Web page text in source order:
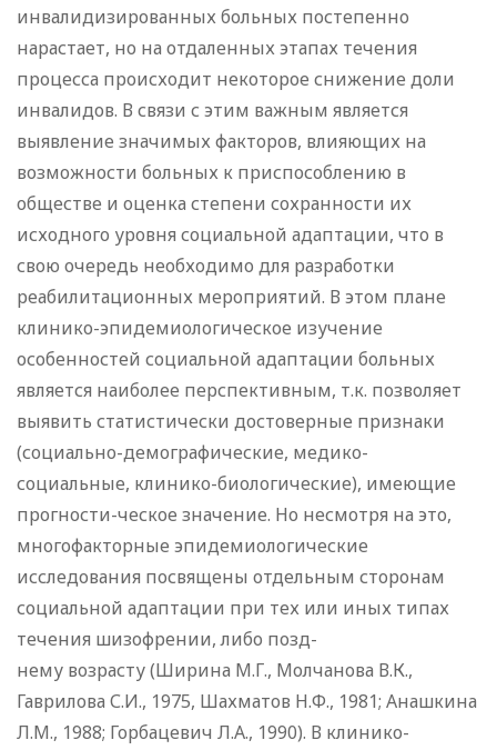
инвалидизированных больных постепенно
нарастает, но на отдаленных этапах течения
процесса происходит некоторое снижение доли
инвалидов. В связи с этим важным является
выявление значимых факторов, влияющих на
возможности больных к приспособлению в
обществе и оценка степени сохранности их
исходного уровня социальной адаптации, что в
свою очередь необходимо для разработки
реабилитационных мероприятий. В этом плане
клинико-эпидемиологическое изучение
особенностей социальной адаптации больных
является наиболее перспективным, т.к. позволяет
выявить статистически достоверные признаки
(социально-демографические, медико-
социальные, клинико-биологические), имеющие
прогности-ческое значение. Но несмотря на это,
многофакторные эпидемиологические
исследования посвящены отдельным сторонам
социальной адаптации при тех или иных типах
течения шизофрении, либо позд-
нему возрасту (Ширина М.Г., Молчанова В.К.,
Гаврилова С.И., 1975, Шахматов Н.Ф., 1981; Анашкина
Л.М., 1988; Горбацевич Л.А., 1990). В клинико-